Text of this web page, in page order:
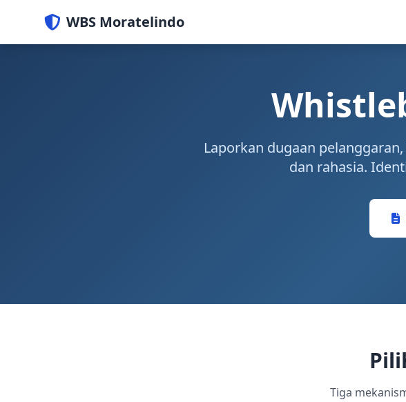
WBS Moratelindo
Laporkan dugaan
dan rahasia.
Tiga